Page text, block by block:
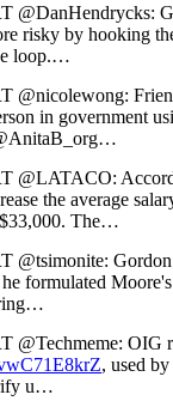
@DanHendrycks:
risky by hooking
loop.…
@nicolewong:
in government
@LATACO:
the average
The…
@tsimonite:
formulated
@Techmeme: OIG
, used
u…